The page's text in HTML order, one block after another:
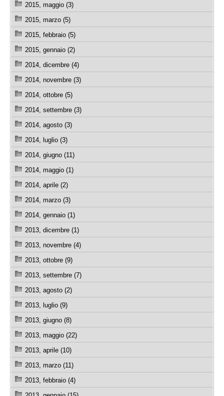
2015, maggio (3)
2015, marzo (5)
2015, febbraio (5)
2015, gennaio (2)
2014, dicembre (4)
2014, novembre (3)
2014, ottobre (5)
2014, settembre (3)
2014, agosto (3)
2014, luglio (3)
2014, giugno (11)
2014, maggio (1)
2014, aprile (2)
2014, marzo (3)
2014, gennaio (1)
2013, dicembre (1)
2013, novembre (4)
2013, ottobre (9)
2013, settembre (7)
2013, agosto (2)
2013, luglio (9)
2013, giugno (8)
2013, maggio (22)
2013, aprile (10)
2013, marzo (11)
2013, febbraio (4)